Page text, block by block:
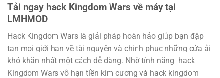
Tải ngay hack Kingdom Wars về máy tại
LMHMOD
Hack Kingdom Wars là giải pháp hoàn hảo giúp bạn đập
tan mọi giới hạn về tài nguyên và chinh phục những cửa ải
khó khăn nhất một cách dễ dàng. Nhờ tính năng hack
Kingdom Wars vô hạn tiền kim cương và hack kingdom